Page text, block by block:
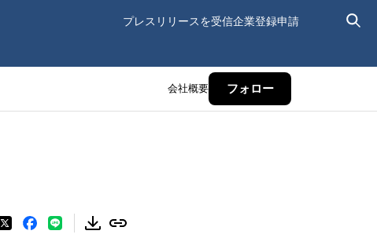
プレスリリースを受信企業登録申請
会社概要 フォロー